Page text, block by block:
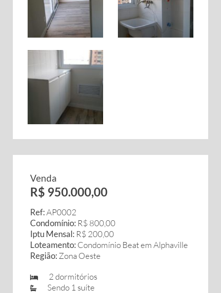
Venda
R$ 950.000,00
Ref:AP0002
Condomínio: R$ 800,00
Iptu Mensal: R$ 200,00
Loteamento: Condomínio Beat em Alphaville
Região: Zona Oeste
2 dormitórios
Sendo 1 suíte